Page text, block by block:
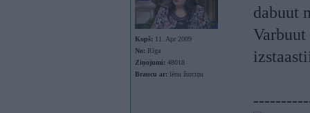
Kopš: 11. Apr 2009
No: Rīga
Ziņojumi: 48018
Braucu ar: lēnu žurciņu
dabuut